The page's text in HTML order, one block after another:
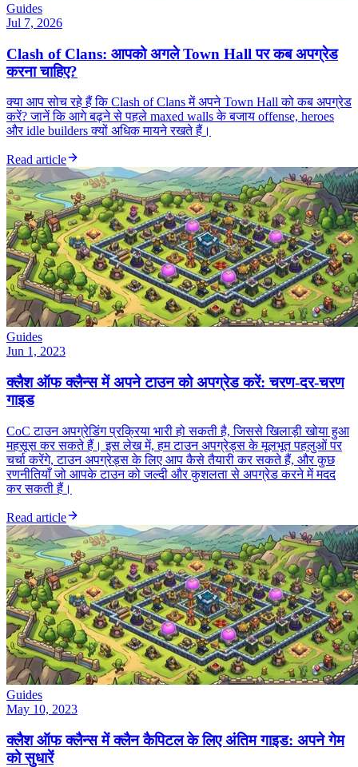
Guides
Jul 7, 2026
Clash of Clans: आपको अगले Town Hall पर कब अपग्रेड
करना चाहिए?
क्या आप सोच रहे हैं कि Clash of Clans में अपने Town Hall को कब अपग्रेड
करें? जानें कि आगे बढ़ने से पहले maxed walls के बजाय offense, heroes
और idle builders क्यों अधिक मायने रखते हैं।
Read article
Guides
Jun 1, 2023
क्लैश ऑफ क्लैन्स में अपने टाउन को अपग्रेड करें: चरण-दर-चरण
गाइड
CoC टाउन अपग्रेडिंग प्रक्रिया भारी हो सकती है, जिससे खिलाड़ी खोया हुआ
महसूस कर सकते हैं। इस लेख में, हम टाउन अपग्रेड्स के मूलभूत पहलुओं पर
चर्चा करेंगे, टाउन अपग्रेड्स के लिए आप कैसे तैयारी कर सकते हैं, और कुछ
रणनीतियाँ जो आपके टाउन को जल्दी और कुशलता से अपग्रेड करने में मदद
कर सकती हैं।
Read article
Guides
May 10, 2023
क्लैश ऑफ क्लैन्स में क्लैन कैपिटल के लिए अंतिम गाइड: अपने गेम
को सुधारें